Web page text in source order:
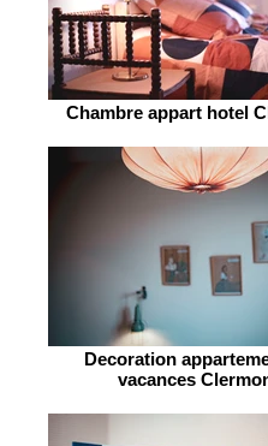
Chambre appart hotel
Decoration
vacances